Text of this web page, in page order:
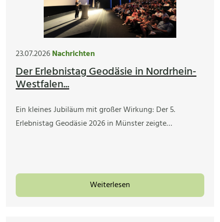
23.07.2026Nachrichten
Der Erlebnistag Geodäsie in Nordrhein-
Westfalen...
Ein kleines Jubiläum mit großer Wirkung: Der 5.
Erlebnistag Geodäsie 2026 in Münster zeigte…
Weiterlesen